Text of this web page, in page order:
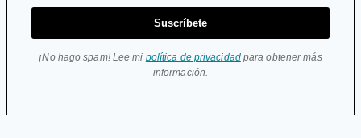
Suscríbete
¡No hago spam! Lee mi política de privacidadpara obtener más
información.